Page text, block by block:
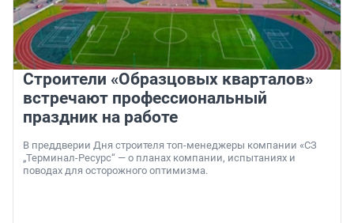
Строители «Образцовых кварталов»
встречают профессиональный
праздник на работе
В преддверии Дня строителя топ-менеджеры компании «СЗ
„Терминал-Ресурс“ — о планах компании, испытаниях и
поводах для осторожного оптимизма.